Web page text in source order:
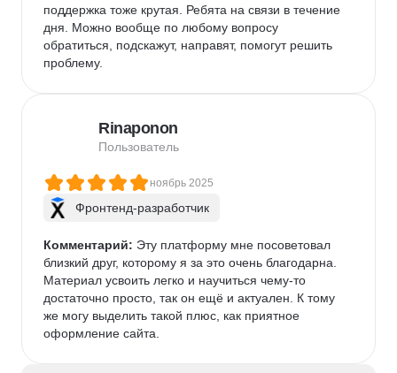
поддержка тоже крутая. Ребята на связи в течение
дня. Можно вообще по любому вопросу
обратиться, подскажут, направят, помогут решить
проблему.
Rinaponon
Пользователь
ноябрь 2025
Фронтенд-разработчик
Комментарий: Эту платформу мне посоветовал
близкий друг, которому я за это очень благодарна.
Материал усвоить легко и научиться чему-то
достаточно просто, так он ещё и актуален. К тому
же могу выделить такой плюс, как приятное
оформление сайта.